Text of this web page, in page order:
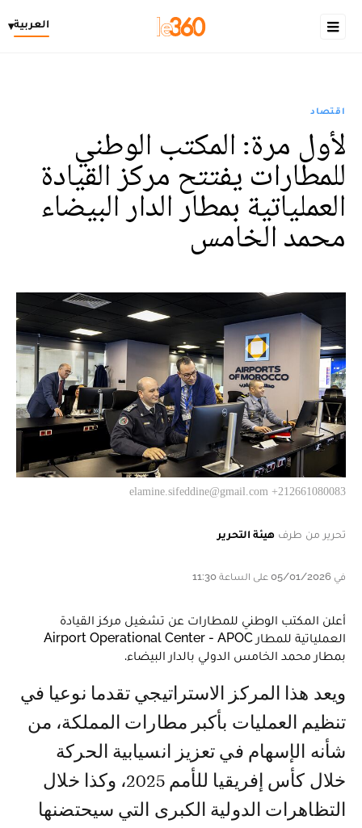
العربية▾
اقتصاد
لأول مرة: المكتب الوطني
للمطارات یفتتح مركز القیادة
العملیاتیة بمطار الدار البیضاء
محمد الخامس
elamine.sifeddine@gmail.com +212661080083
تحرير من طرف هيئة التحرير
في 05/01/2026 على الساعة 11:30
أعلن المكتب الوطني للمطارات عن تشغيل مركز القيادة
العملياتية للمطار Airport Operational Center - APOC
بمطار محمد الخامس الدولي بالدار البيضاء.
ويعد هذا المركز الاستراتيجي تقدما نوعيا في
تنظيم العمليات بأكبر مطارات المملكة، من
شأنه الإسهام في تعزيز انسيابية الحركة
خلال كأس إفريقيا للأمم 2025، وكذا خلال
التظاهرات الدولية الكبرى التي سيحتضنها